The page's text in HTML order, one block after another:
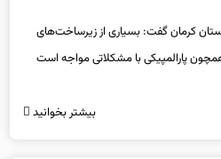
کرمان گفت: بسیاری از زیرساخت‌های
پارالمپیکی با مشکلاتی مواجه است
بیشتر بخوانید